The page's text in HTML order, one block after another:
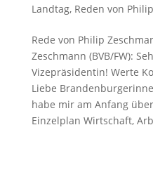
Landtag, Reden von
Rede von Philip
Zeschmann (BVB/FW):
Vizepräsidentin! Werte
Liebe
habe mir am Anfang
Einzelplan Wirtschaft,